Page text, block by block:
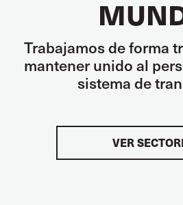
Trabajamos de forma
mantener unido al
sistema de
VER